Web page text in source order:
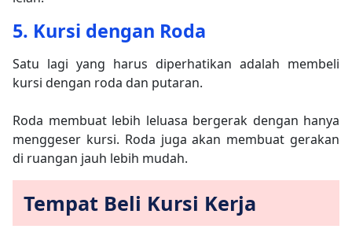
5. Kursi dengan Roda
Satu lagi yang harus diperhatikan adalah membeli
kursi dengan roda dan putaran.
Roda membuat lebih leluasa bergerak dengan hanya
menggeser kursi. Roda juga akan membuat gerakan
di ruangan jauh lebih mudah.
Tempat Beli Kursi Kerja